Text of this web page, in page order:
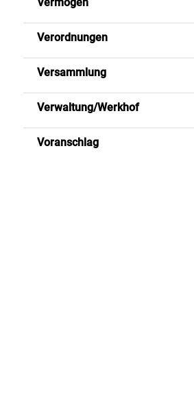
Verordnungen
Versammlung
Verwaltung/Werkhof
Voranschlag